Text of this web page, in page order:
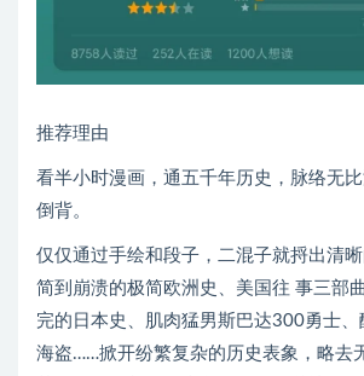
推荐理由
看半小时漫画，通五千年历史，脉络无
倒背。
仅仅通过手绘和段子，二混子就捋出清晰
简到崩溃的极简欧洲史、美国往 事三部
完的日本史、肌肉猛男斯巴达300勇士
海盗……掀开纷繁复杂的历史表象，略去